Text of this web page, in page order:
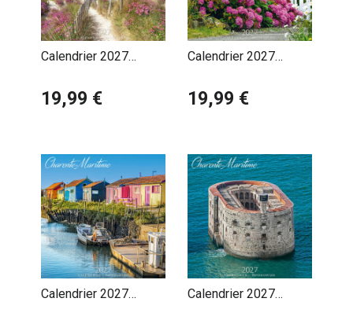
Calendrier 2027
Atlantique
19,99 €
Calendrier 2027
Fleurie
19,99 €
Calendrier 2027
Calendrier 2027